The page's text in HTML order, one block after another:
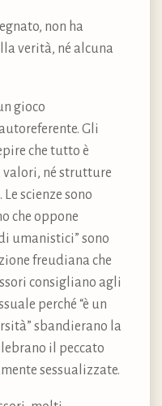
non ha
verità, né alcuna
gioco
Gli
che tutto è
valori, né strutture
scienze sono
che oppone
umanistici” sono
freudiana che
consigliano agli
perché “è un
sbandierano la
il peccato
sessualizzate.